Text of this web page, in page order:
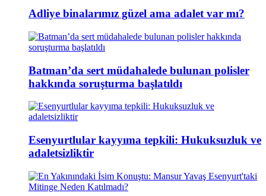
Adliye binalarımız güzel ama adalet var mı?
Batman’da sert müdahalede bulunan polisler
hakkında soruşturma başlatıldı
Esenyurtlular kayyıma tepkili: Hukuksuzluk ve
adaletsizliktir